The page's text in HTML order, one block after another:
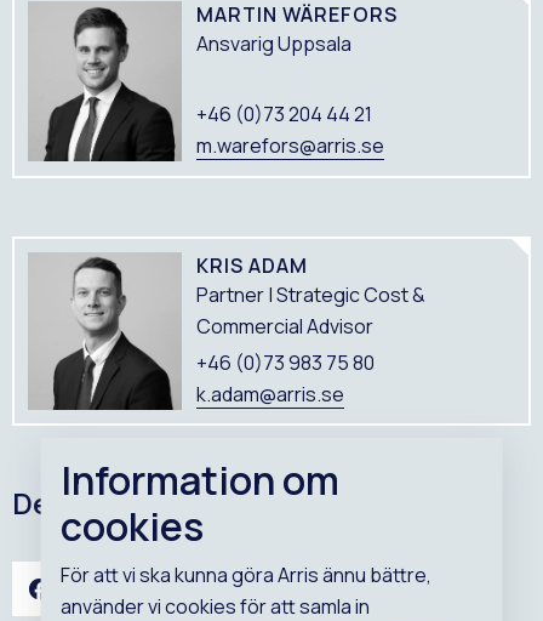
MARTIN WÄREFORS
Ansvarig Uppsala
+46 (0)73 204 44 21
m.warefors@arris.se
KRIS ADAM
Partner | Strategic Cost &
Commercial Advisor
+46 (0)73 983 75 80
k.adam@arris.se
Dela projektet på sociala medier
FACEBOOK LINKEDIN
Information om
cookies
För att vi ska kunna göra Arris ännu bättre,
använder vi cookies för att samla in